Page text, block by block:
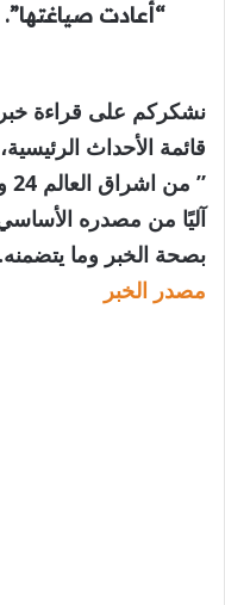
“أعادت صياغتها”.
نشكركم على قراءة خبر
قائمة الأحداث الرئيسية،
آليًا من مصدره
بصحة الخبر وما يتضمنه.
مصدر الخبر